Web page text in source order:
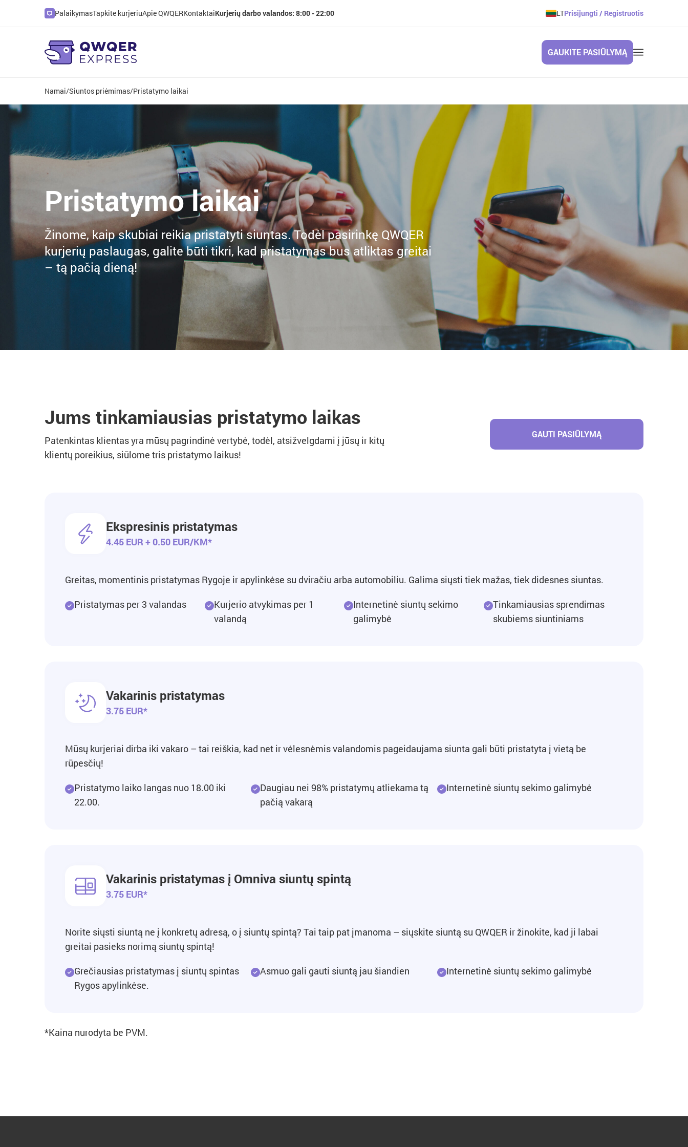
PalaikymasTapkite kurjeriuApie QWQERKontaktaiKurjerių darbo valandos: 8:00 - 22:00 LTPrisijungti / Registruotis
GAUKITE PASIŪLYMĄ
Namai/Siuntos priėmimas/Pristatymo laikai
Pristatymo laikai
Žinome, kaip skubiai reikia pristatyti siuntas. Todėl pasirinkę QWQER
kurjerių paslaugas, galite būti tikri, kad pristatymas bus atliktas greitai
– tą pačią dieną!
Jums tinkamiausias pristatymo laikas
Patenkintas klientas yra mūsų pagrindinė vertybė, todėl, atsižvelgdami į jūsų ir kitų
klientų poreikius, siūlome tris pristatymo laikus!
GAUTI PASIŪLYMĄ
Ekspresinis pristatymas
4.45 EUR + 0.50 EUR/KM*
Greitas, momentinis pristatymas Rygoje ir apylinkėse su dviračiu arba automobiliu. Galima siųsti tiek mažas, tiek didesnes siuntas.
Pristatymas per 3 valandas
Kurjerio atvykimas per 1
valandą
Internetinė siuntų sekimo
galimybė
Tinkamiausias sprendimas
skubiems siuntiniams
Vakarinis pristatymas
3.75 EUR*
Mūsų kurjeriai dirba iki vakaro – tai reiškia, kad net ir vėlesnėmis valandomis pageidaujama siunta gali būti pristatyta į vietą be
rūpesčių!
Pristatymo laiko langas nuo 18.00 iki
22.00.
Daugiau nei 98% pristatymų atliekama tą
pačią vakarą
Internetinė siuntų sekimo galimybė
Vakarinis pristatymas į Omniva siuntų spintą
3.75 EUR*
Norite siųsti siuntą ne į konkretų adresą, o į siuntų spintą? Tai taip pat įmanoma – siųskite siuntą su QWQER ir žinokite, kad ji labai
greitai pasieks norimą siuntų spintą!
Grečiausias pristatymas į siuntų spintas
Rygos apylinkėse.
Asmuo gali gauti siuntą jau šiandien Internetinė siuntų sekimo galimybė
*Kaina nurodyta be PVM.